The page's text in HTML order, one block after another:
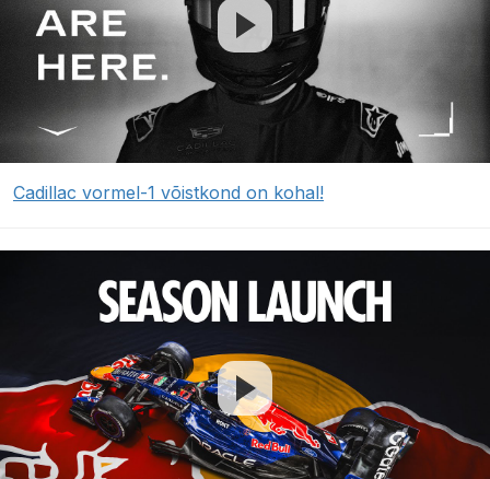
Cadillac vormel-1 võistkond on kohal!